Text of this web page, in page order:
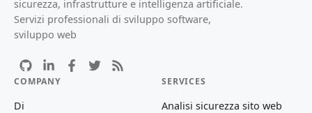
sicurezza, infrastrutture e intelligenza artificiale.
Servizi professionali di sviluppo software,
sviluppo web
COMPANY
Di
SERVICES
Analisi sicurezza sito web